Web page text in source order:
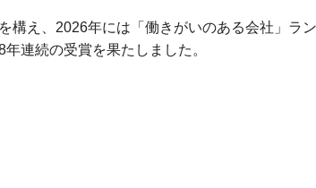
構え、2026年には「働きがいのある会社」ラ
連続の受賞を果たしました。